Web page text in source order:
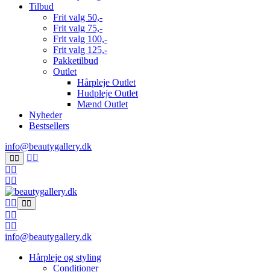
Tilbud
Frit valg 50,-
Frit valg 75,-
Frit valg 100,-
Frit valg 125,-
Pakketilbud
Outlet
Hårpleje Outlet
Hudpleje Outlet
Mænd Outlet
Nyheder
Bestsellers
info@beautygallery.dk
info@beautygallery.dk
Hårpleje og styling
Conditioner